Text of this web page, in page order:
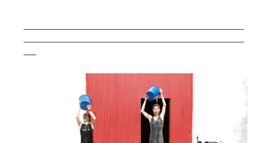
——————————————————————————
——————————————————————————
—–